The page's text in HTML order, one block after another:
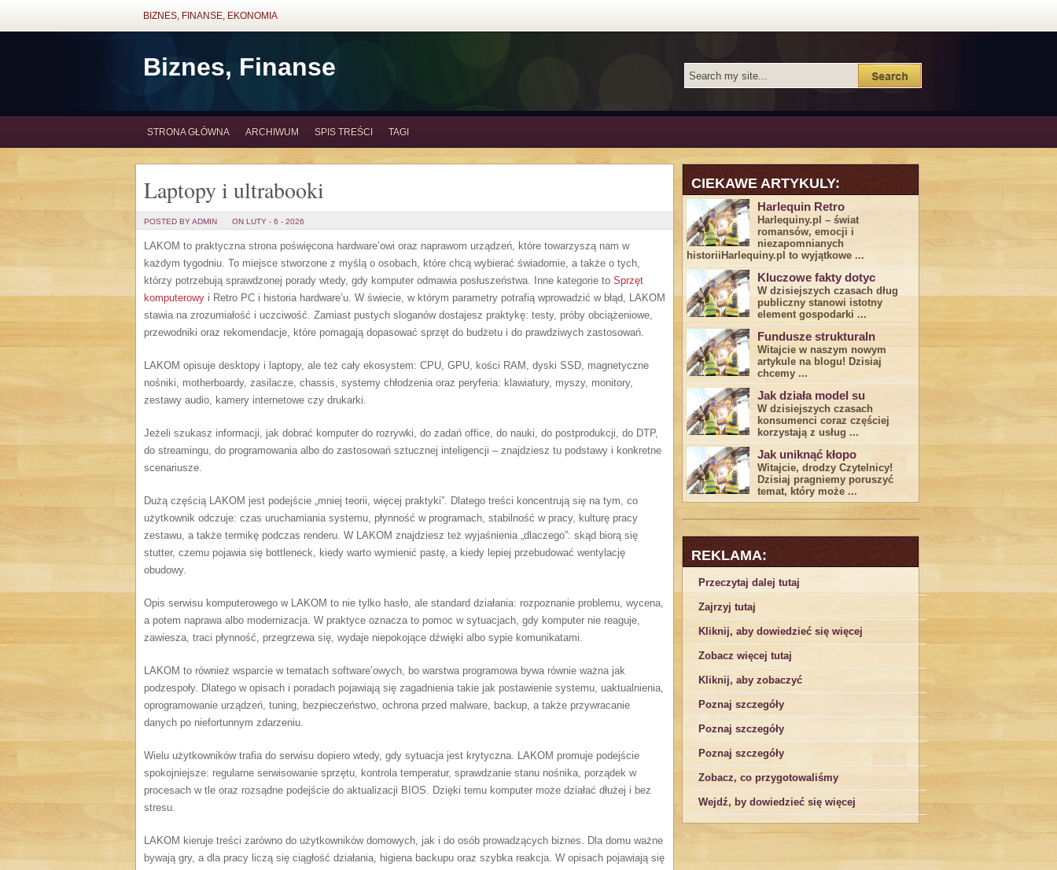
BIZNES, FINANSE, EKONOMIA
Biznes, Finanse
STRONA GŁÓWNA ARCHIWUM SPIS TREŚCI TAGI
Laptopy i ultrabooki
POSTED BY ADMIN ON LUTY - 6 - 2026
LAKOM to praktyczna strona poświęcona hardware’owi oraz naprawom urządzeń, które towarzyszą nam w
każdym tygodniu. To miejsce stworzone z myślą o osobach, które chcą wybierać świadomie, a także o tych,
którzy potrzebują sprawdzonej porady wtedy, gdy komputer odmawia posłuszeństwa. Inne kategorie to Sprzęt
komputerowy i Retro PC i historia hardware’u. W świecie, w którym parametry potrafią wprowadzić w błąd, LAKOM
stawia na zrozumiałość i uczciwość. Zamiast pustych sloganów dostajesz praktykę: testy, próby obciążeniowe,
przewodniki oraz rekomendacje, które pomagają dopasować sprzęt do budżetu i do prawdziwych zastosowań.
LAKOM opisuje desktopy i laptopy, ale też cały ekosystem: CPU, GPU, kości RAM, dyski SSD, magnetyczne
nośniki, motherboardy, zasilacze, chassis, systemy chłodzenia oraz peryferia: klawiatury, myszy, monitory,
zestawy audio, kamery internetowe czy drukarki.
Jeżeli szukasz informacji, jak dobrać komputer do rozrywki, do zadań office, do nauki, do postprodukcji, do DTP,
do streamingu, do programowania albo do zastosowań sztucznej inteligencji – znajdziesz tu podstawy i konkretne
scenariusze.
Dużą częścią LAKOM jest podejście „mniej teorii, więcej praktyki”. Dlatego treści koncentrują się na tym, co
użytkownik odczuje: czas uruchamiania systemu, płynność w programach, stabilność w pracy, kulturę pracy
zestawu, a także termikę podczas renderu. W LAKOM znajdziesz też wyjaśnienia „dlaczego”: skąd biorą się
stutter, czemu pojawia się bottleneck, kiedy warto wymienić pastę, a kiedy lepiej przebudować wentylację
obudowy.
Opis serwisu komputerowego w LAKOM to nie tylko hasło, ale standard działania: rozpoznanie problemu, wycena,
a potem naprawa albo modernizacja. W praktyce oznacza to pomoc w sytuacjach, gdy komputer nie reaguje,
zawiesza, traci płynność, przegrzewa się, wydaje niepokojące dźwięki albo sypie komunikatami.
LAKOM to również wsparcie w tematach software’owych, bo warstwa programowa bywa równie ważna jak
podzespoły. Dlatego w opisach i poradach pojawiają się zagadnienia takie jak postawienie systemu, uaktualnienia,
oprogramowanie urządzeń, tuning, bezpieczeństwo, ochrona przed malware, backup, a także przywracanie
danych po niefortunnym zdarzeniu.
Wielu użytkowników trafia do serwisu dopiero wtedy, gdy sytuacja jest krytyczna. LAKOM promuje podejście
spokojniejsze: regularne serwisowanie sprzętu, kontrola temperatur, sprawdzanie stanu nośnika, porządek w
procesach w tle oraz rozsądne podejście do aktualizacji BIOS. Dzięki temu komputer może działać dłużej i bez
stresu.
LAKOM kieruje treści zarówno do użytkowników domowych, jak i do osób prowadzących biznes. Dla domu ważne
bywają gry, a dla pracy liczą się ciągłość działania, higiena backupu oraz szybka reakcja. W opisach pojawiają się
CIEKAWE ARTYKULY:
Harlequin Retro
Harlequiny.pl – świat
romansów, emocji i
niezapomnianych
historiiHarlequiny.pl to wyjątkowe ...
Kluczowe fakty dotyc
W dzisiejszych czasach dług
publiczny stanowi istotny
element gospodarki ...
Fundusze strukturaln
Witajcie w naszym nowym
artykule na blogu! Dzisiaj
chcemy ...
Jak działa model su
W dzisiejszych czasach
konsumenci ‌coraz częściej
korzystają z usług⁤ ...
Jak uniknąć kłopo
Witajcie, drodzy Czytelnicy!
Dzisiaj pragniemy poruszyć
temat, który może ...
REKLAMA:
Przeczytaj dalej tutaj
Zajrzyj tutaj
Kliknij, aby dowiedzieć się więcej
Zobacz więcej tutaj
Kliknij, aby zobaczyć
Poznaj szczegóły
Poznaj szczegóły
Poznaj szczegóły
Zobacz, co przygotowaliśmy
Wejdź, by dowiedzieć się więcej